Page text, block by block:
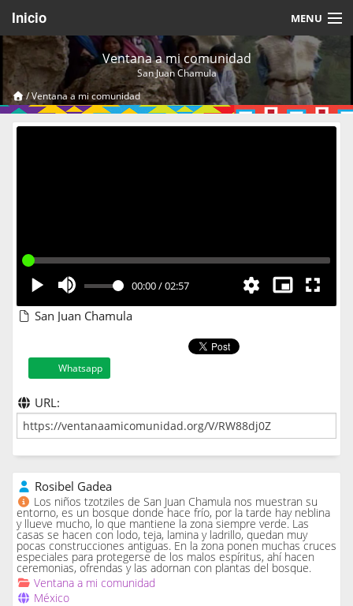
Inicio MENU
Acerca de
Videos Temáticos
Cerrar Sesión
Ventana a mi comunidad
San Juan Chamula
/Ventana a mi comunidad
00:00/02:57
San Juan Chamula
Whatsapp
URL:
Rosibel Gadea
Los niños tzotziles de San Juan Chamula nos muestran su
entorno, es un bosque donde hace frío, por la tarde hay neblina
y llueve mucho, lo que mantiene la zona siempre verde. Las
casas se hacen con lodo, teja, lamina y ladrillo, quedan muy
pocas construcciones antiguas. En la zona ponen muchas cruces
especiales para protegerse de los malos espíritus, ahí hacen
ceremonias, ofrendas y las adornan con plantas del bosque.
Ventana a mi comunidad
México